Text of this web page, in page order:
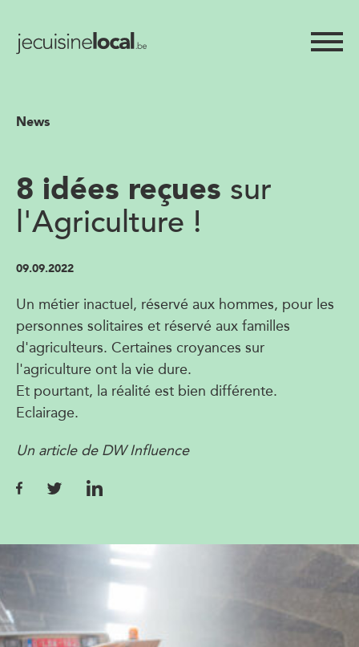
News
8 idées reçues sur
l'Agriculture !
09.09.2022
Un métier inactuel, réservé aux hommes, pour les
personnes solitaires et réservé aux familles
d'agriculteurs. Certaines croyances sur
l'agriculture ont la vie dure.
Et pourtant, la réalité est bien différente.
Eclairage.
Un article de DW Influence